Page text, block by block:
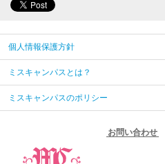
個人情報保護方針
ミスキャンパスとは？
ミスキャンパスのポリシー
お問い合わせ